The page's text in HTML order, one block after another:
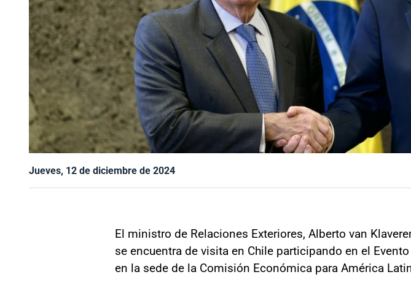
Jueves, 12 de diciembre de 2024
El ministro de Relaciones Exteriores, Alberto van
se encuentra de visita en Chile participando en el
en la sede de la Comisión Económica para América